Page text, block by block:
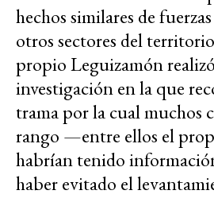
hechos similares de
otros sectores del
propio Leguizamón
investigación en la que
trama por la cual muchos
rango —entre ellos el
habrían tenido
haber evitado el